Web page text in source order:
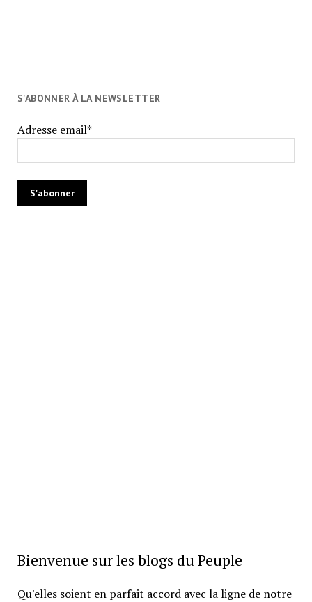
S'ABONNER À LA NEWSLETTER
Adresse email*
Bienvenue sur les blogs du Peuple
Qu'elles soient en parfait accord avec la ligne de notre